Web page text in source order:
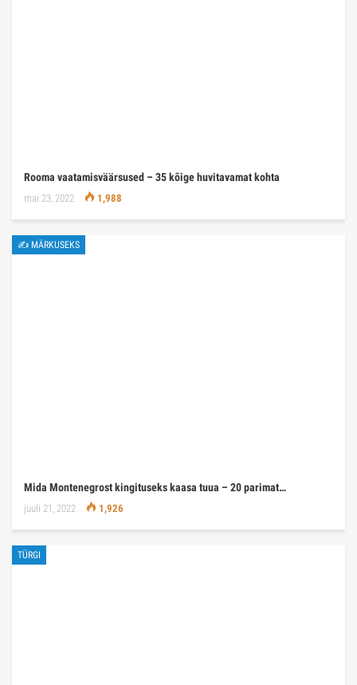
Rooma vaatamisväärsused – 35 kõige huvitavamat kohta
mai 23, 2022 1,988
✍ MÄRKUSEKS
Mida Montenegrost kingituseks kaasa tuua – 20 parimat…
juuli 21, 2022 1,926
TÜRGI